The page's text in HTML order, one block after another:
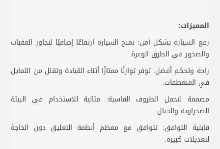
المميزات:
رفع السيارة بشكل آمن: تمنح السيارة ارتفاعًا إضافيًا لتجاوز العقبات
والصخور في الطرق الوعرة.
راحة وتحكم أفضل: توفر توازنًا ممتازًا أثناء القيادة وتقلل من التمايل
في المنعطفات.
مصممة لتحمل الظروف القاسية: مثالية للاستخدام في البيئة
الصحراوية والجبال.
قابلية التوافق: تتوافق مع معظم أنظمة التعليق دون الحاجة
لتعديلات كبيرة.